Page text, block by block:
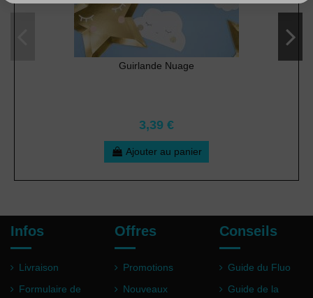
Guirlande Nuage
3,39 €
Ajouter au panier
Infos
Livraison
Formulaire de
Offres
Promotions
Nouveaux
Conseils
Guide du Fluo
Guide de la